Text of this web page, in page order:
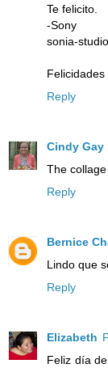
Te felicito.
-Sony
sonia-
Reply
Cindy Gay
The
Reply
Bernice
Lindo que
Reply
Elizabeth
Feliz día